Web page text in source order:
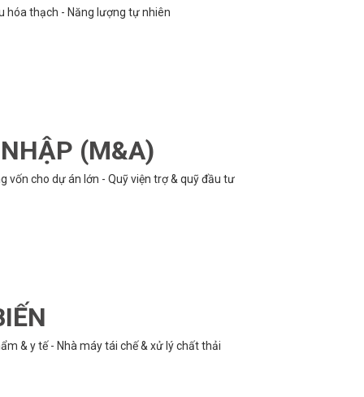
hóa thạch - Năng lượng tự nhiên
(M&A)
vốn cho dự án lớn - Quỹ viện trợ & quỹ đầu tư
& y tế - Nhà máy tái chế & xử lý chất thải